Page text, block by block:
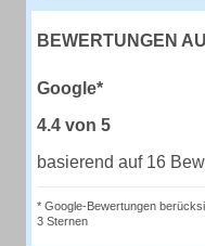
BEWERTUNGEN
Google*
4.4 von 5
basierend auf 16
* Google-Bewertungen
3 Sternen